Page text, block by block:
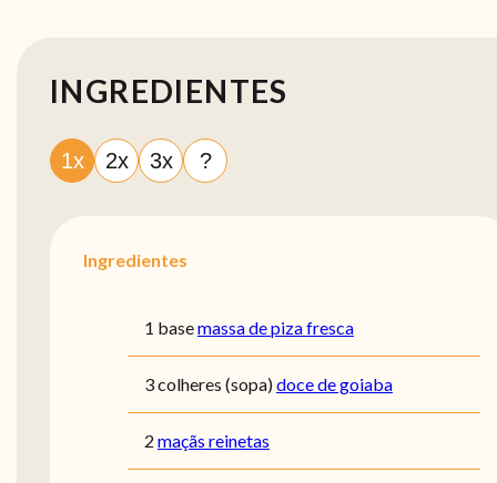
INGREDIENTES
1x 2x 3x ?
Ingredientes
1 basemassa de piza fresca
3 colheres (sopa)doce de goiaba
2 maçãs reinetas